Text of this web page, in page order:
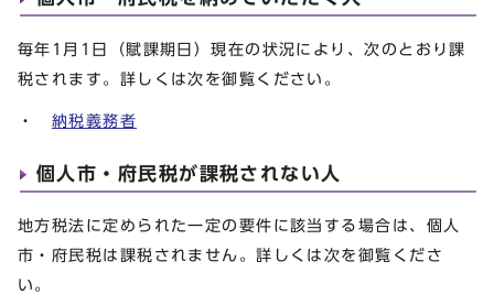
毎年1月1日（賦課期日）現在の状況により、次のとおり課
税されます。詳しくは次を御覧ください。
・ 納税義務者
個人市・府民税が課税されない人
地方税法に定められた一定の要件に該当する場合は、個人
市・府民税は課税されません。詳しくは次を御覧くださ
い。